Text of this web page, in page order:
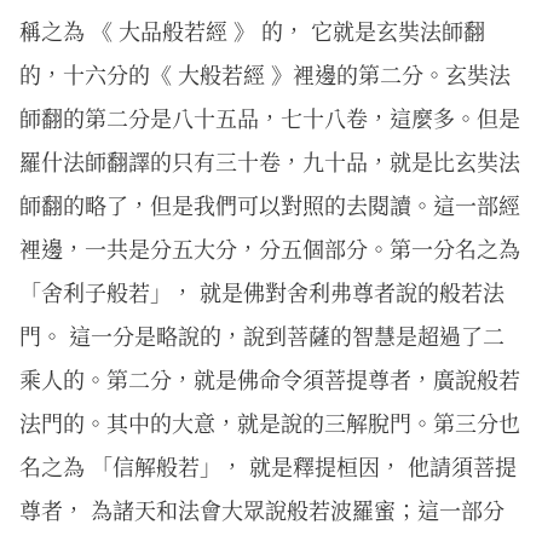
稱之為 《 大品般若經 》 的， 它就是玄奘法師翻
的，十六分的《 大般若經 》裡邊的第二分。玄奘法
師翻的第二分是八十五品，七十八卷，這麼多。但是
羅什法師翻譯的只有三十卷，九十品，就是比玄奘法
師翻的略了，但是我們可以對照的去閱讀。這一部經
裡邊，一共是分五大分，分五個部分。第一分名之為
「舍利子般若」， 就是佛對舍利弗尊者說的般若法
門。 這一分是略說的，說到菩薩的智慧是超過了二
乘人的。第二分，就是佛命令須菩提尊者，廣說般若
法門的。其中的大意，就是說的三解脫門。第三分也
名之為 「信解般若」， 就是釋提桓因， 他請須菩提
尊者， 為諸天和法會大眾說般若波羅蜜；這一部分